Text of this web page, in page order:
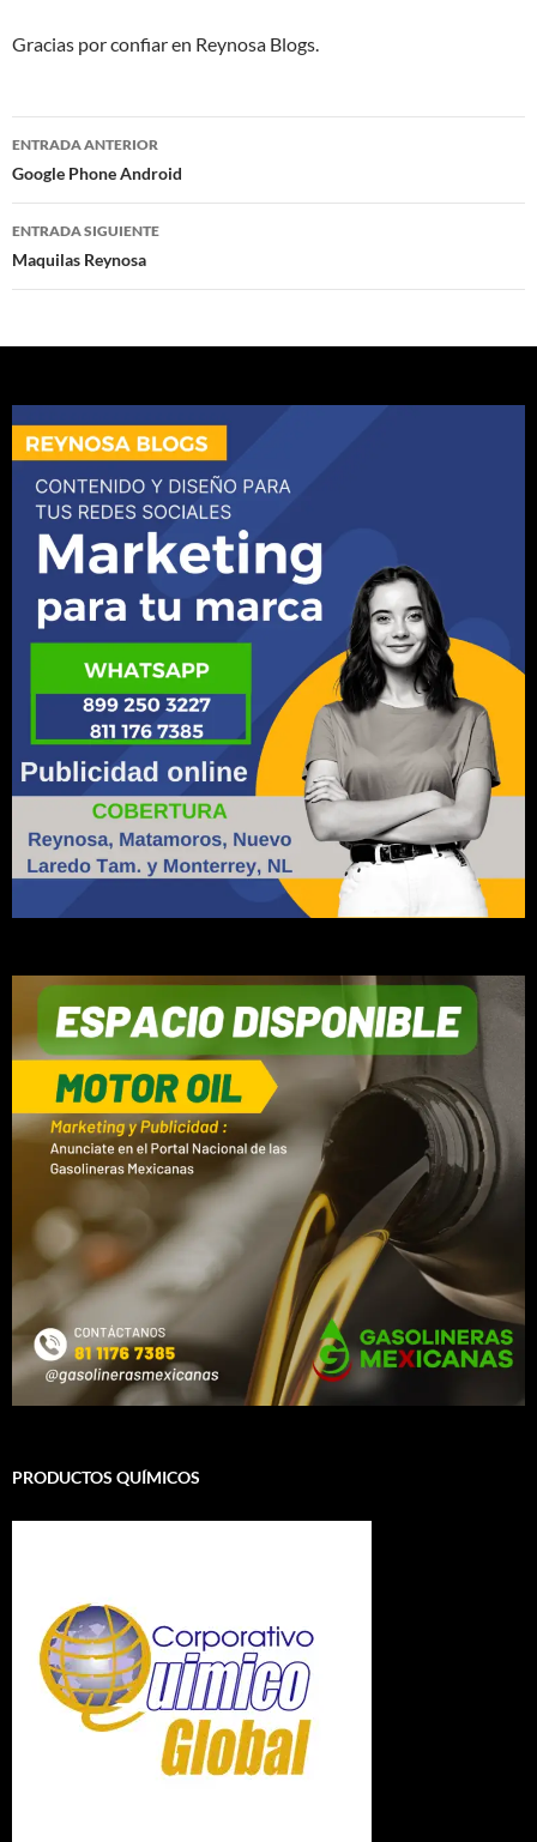
Gracias por confiar en Reynosa Blogs.
Navegación
de
entradas
ENTRADA ANTERIOR
Google Phone Android
ENTRADA SIGUIENTE
Maquilas Reynosa
PRODUCTOS QUÍMICOS